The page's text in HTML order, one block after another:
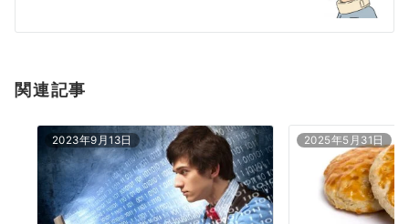
ン
関連記事
2023年9月13日 2025年5月31日